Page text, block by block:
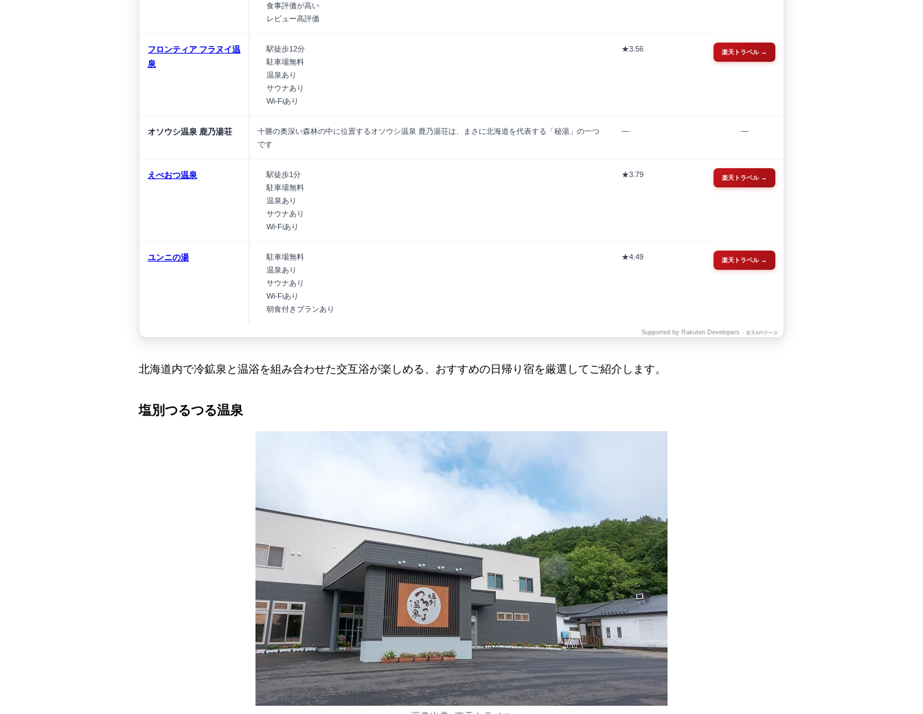
食事評価が高い
レビュー高評価
フロンティア フラヌイ温
泉
駅徒歩12分
駐車場無料
温泉あり
サウナあり
Wi-Fiあり
★3.56 楽天トラベル →
オソウシ温泉 鹿乃湯荘
十勝の奥深い森林の中に位置するオソウシ温泉 鹿乃湯荘は、まさに北海道を代表する「秘湯」の一つ
です
— —
えべおつ温泉
駅徒歩1分
駐車場無料
温泉あり
サウナあり
Wi-Fiあり
★3.79 楽天トラベル →
ユンニの湯
駐車場無料
温泉あり
サウナあり
Wi-Fiあり
朝食付きプランあり
★4.49 楽天トラベル →
Supported by Rakuten Developers ・楽天APIデータ
北海道内で冷鉱泉と温浴を組み合わせた交互浴が楽しめる、おすすめの日帰り宿を厳選してご紹介します。
塩別つるつる温泉